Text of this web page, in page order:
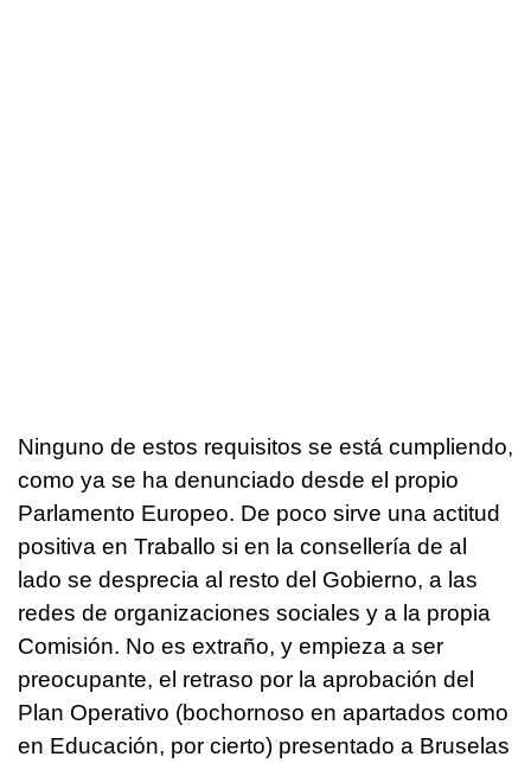
Ninguno de estos requisitos se está cumpliendo,
como ya se ha denunciado desde el propio
Parlamento Europeo. De poco sirve una actitud
positiva en Traballo si en la consellería de al
lado se desprecia al resto del Gobierno, a las
redes de organizaciones sociales y a la propia
Comisión. No es extraño, y empieza a ser
preocupante, el retraso por la aprobación del
Plan Operativo (bochornoso en apartados como
en Educación, por cierto) presentado a Bruselas